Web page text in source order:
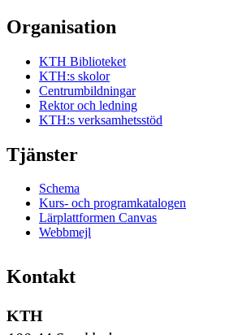
Organisation
KTH Biblioteket
KTH:s skolor
Centrumbildningar
Rektor och ledning
KTH:s verksamhetsstöd
Tjänster
Schema
Kurs- och programkatalogen
Lärplattformen Canvas
Webbmejl
Kontakt
KTH